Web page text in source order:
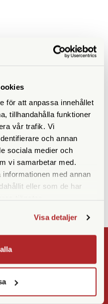
för att anpassa innehållet
tillhandahålla funktioner
vår trafik. Vi
och annan
sociala medier och
vi samarbetar med.
med annan
eller som de har
Visa detaljer
Pris: